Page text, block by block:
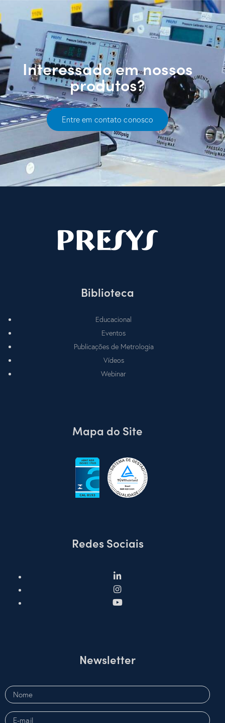
Interessado em nossos
produtos?
Entre em contato conosco
Biblioteca
Educacional
Eventos
Publicações de Metrologia
Vídeos
Webinar
Mapa do Site
Redes Sociais
Newsletter